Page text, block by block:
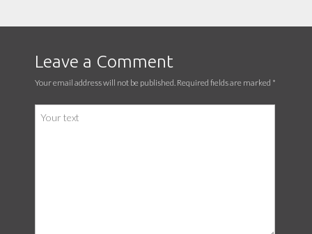
Leave a Comment
Your email address will not be published. Required fields are marked *